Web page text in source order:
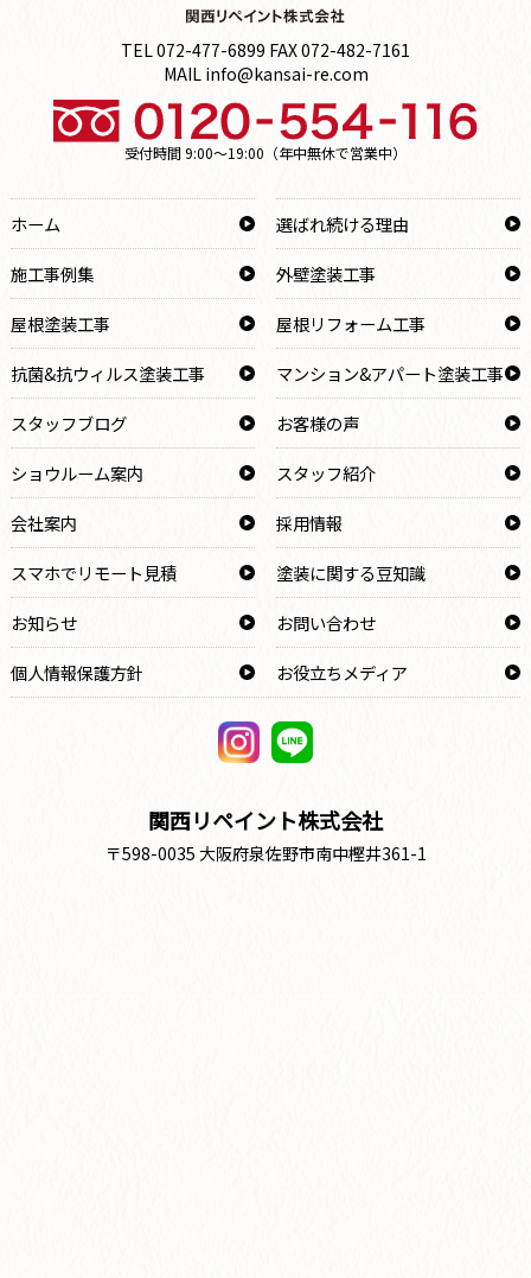
TEL 072-477-6899 FAX 072-482-7161
MAIL info@kansai-re.com
受付時間 9:00～19:00（年中無休で営業中）
ホーム
選ばれ続ける理由
施工事例集
外壁塗装工事
屋根塗装工事
屋根リフォーム工事
抗菌&抗ウィルス塗装工事
マンション&アパート塗装工事
スタッフブログ
お客様の声
ショウルーム案内
スタッフ紹介
会社案内
採用情報
スマホでリモート見積
塗装に関する豆知識
お知らせ
お問い合わせ
個人情報保護方針
お役立ちメディア
関西リペイント株式会社
〒598-0035 大阪府泉佐野市南中樫井361-1